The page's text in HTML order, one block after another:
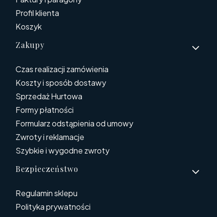
Profil klienta
Koszyk
Zakupy
Czas realizacji zamówienia
Koszty i sposób dostawy
Sprzedaż Hurtowa
Formy płatności
Formularz odstąpienia od umowy
Zwroty i reklamacje
Szybkie i wygodne zwroty
Bezpieczeństwo
Regulamin sklepu
Polityka prywatności